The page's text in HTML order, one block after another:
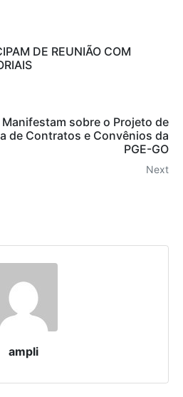
DE REUNIÃO COM
sobre o Projeto de
de Contratos e Convênios da
PGE-GO
Next
ampli